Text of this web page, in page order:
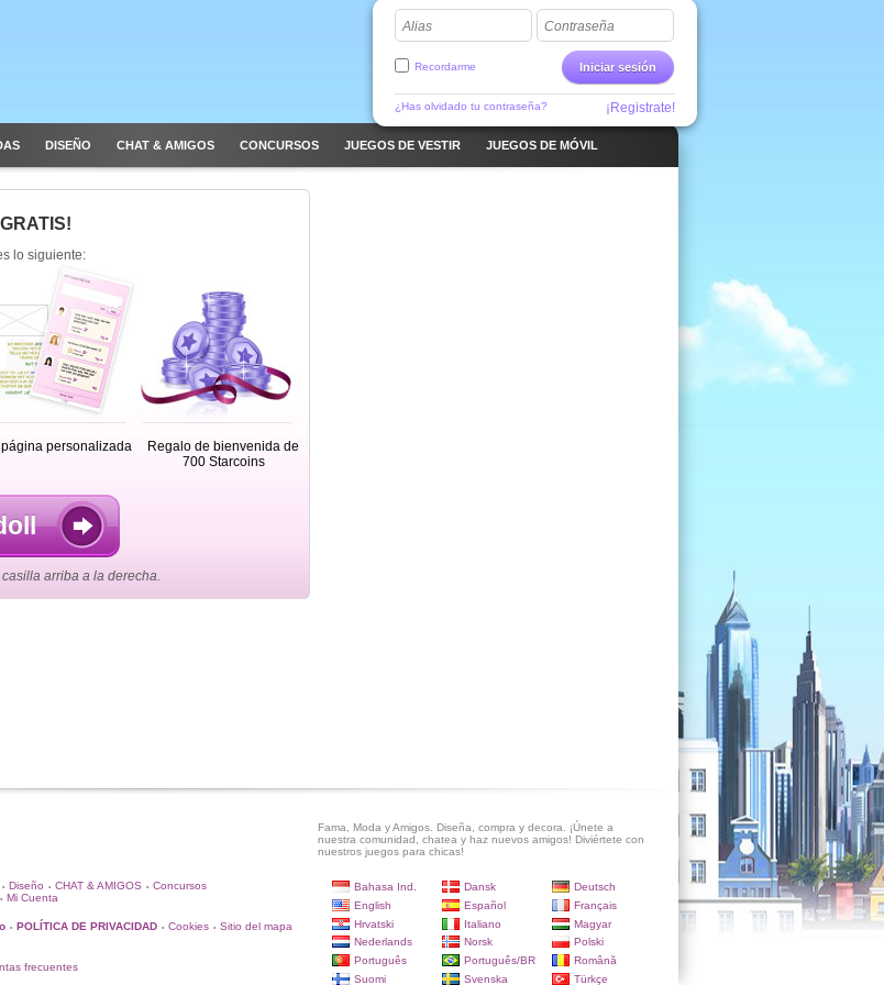
Alias Contraseña
Iniciar sesión
Recordarme
¿Has olvidado tu contraseña? ¡Registrate!
DISEÑO CHAT & AMIGOS CONCURSOS JUEGOS DE VESTIR JUEGOS DE MÓVIL
lo siguiente:
personalizada
Regalo de bienvenida de
700 Starcoins
arriba a la derecha.
Fama, Moda y Amigos. Diseña, compra y decora. ¡Únete a
nuestra comunidad, chatea y haz nuevos amigos! Diviértete con
nuestros juegos para chicas!
• Diseño • CHAT & AMIGOS • Concursos
• Mi Cuenta
• POLÍTICA DE PRIVACIDAD • Cookies • Sitio del mapa
frecuentes
Bahasa Ind. Dansk
Deutsch
English
Español
Français
Hrvatski
Italiano
Magyar
Nederlands
Norsk
Polski
Português
Português/BR
Română
Suomi
Svenska Türkçe